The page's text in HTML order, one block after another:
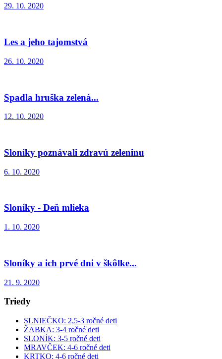
29. 10. 2020
Les a jeho tajomstvá
26. 10. 2020
Spadla hruška zelená...
12. 10. 2020
Sloníky poznávali zdravú zeleninu
6. 10. 2020
Sloníky - Deň mlieka
1. 10. 2020
Sloníky a ich prvé dni v škôlke...
21. 9. 2020
Triedy
SLNIEČKO: 2,5-3 ročné deti
ŽABKA: 3-4 ročné deti
SLONÍK: 3-5 ročné deti
MRAVČEK: 4-6 ročné deti
KRTKO: 4-6 ročné deti